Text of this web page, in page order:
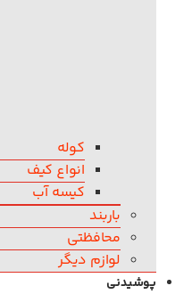
کوله
انواع کیف
کیسه آب
باربند
محافظتی
لوازم دیگر
پوشیدنی